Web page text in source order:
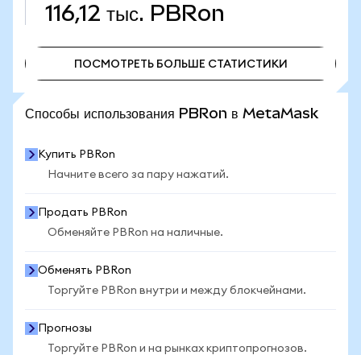
116,12 тыс. PBRon
ПОСМОТРЕТЬ БОЛЬШЕ СТАТИСТИКИ
Способы использования PBRon в MetaMask
Купить PBRon
Начните всего за пару нажатий.
Продать PBRon
Обменяйте PBRon на наличные.
Обменять PBRon
Торгуйте PBRon внутри и между блокчейнами.
Прогнозы
Торгуйте PBRon и на рынках криптопрогнозов.